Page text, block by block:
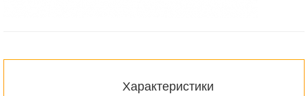
Характеристики